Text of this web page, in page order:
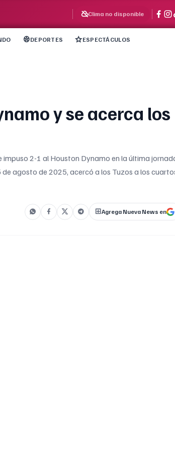
Clima no disponible
DEPORTES ESPECTÁCULOS
y se acerca los
impuso 2-1 al Houston Dynamo en la última
agosto de 2025, acercó a los Tuzos a los
Agrega Nueva News en